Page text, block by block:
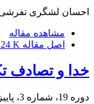
احسان لشگری
مشاهده مقاله
اصل مقاله K
خدا و تصادف
دوره 19، شماره 3، پاییز 1401، صفحه